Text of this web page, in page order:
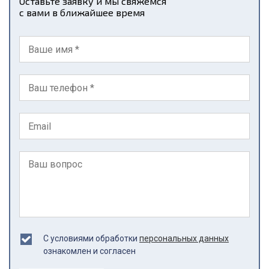
с вами в ближайшее время
С условиями обработки персональных данных
ознакомлен и согласен